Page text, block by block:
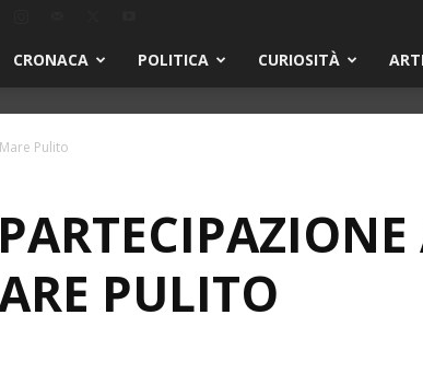
CRONACA POLITICA CURIOSITÀ
Pulito
PULITO